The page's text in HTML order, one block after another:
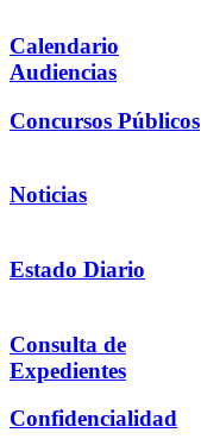
Calendario
Audiencias
Concursos Públicos
Noticias
Estado Diario
Consulta de
Expedientes
Confidencialidad